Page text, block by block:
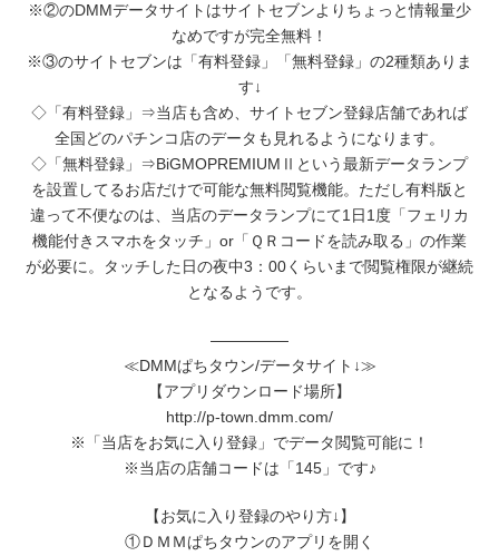
※②のDMMデータサイトはサイトセブンよりちょっと情報量少
なめですが完全無料！
※③のサイトセブンは「有料登録」「無料登録」の2種類ありま
す↓
◇「有料登録」⇒当店も含め、サイトセブン登録店舗であれば
全国どのパチンコ店のデータも見れるようになります。
◇「無料登録」⇒BiGMOPREMIUMⅡという最新データランプ
を設置してるお店だけで可能な無料閲覧機能。ただし有料版と
違って不便なのは、当店のデータランプにて1日1度「フェリカ
機能付きスマホをタッチ」or「ＱＲコードを読み取る」の作業
が必要に。タッチした日の夜中3：00くらいまで閲覧権限が継続
となるようです。
―――――
≪DMMぱちタウン/データサイト↓≫
【アプリダウンロード場所】
http://p-town.dmm.com/
※「当店をお気に入り登録」でデータ閲覧可能に！
※当店の店舗コードは「145」です♪
【お気に入り登録のやり方↓】
①ＤＭＭぱちタウンのアプリを開く